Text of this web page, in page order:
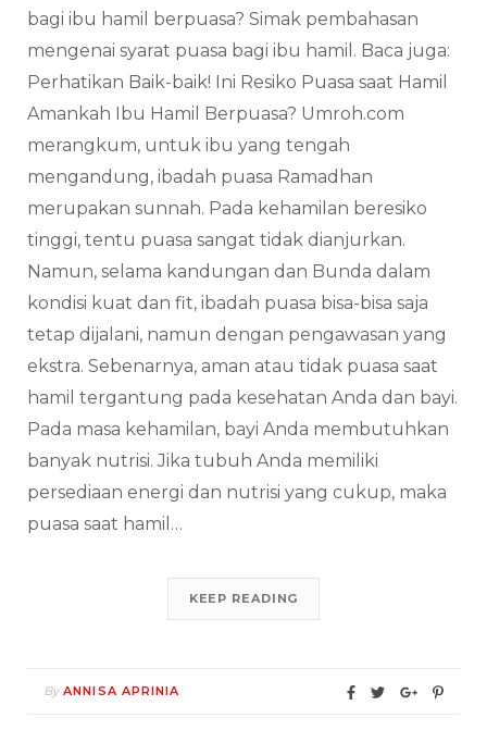
bagi ibu hamil berpuasa? Simak pembahasan
mengenai syarat puasa bagi ibu hamil. Baca juga:
Perhatikan Baik-baik! Ini Resiko Puasa saat Hamil
Amankah Ibu Hamil Berpuasa? Umroh.com
merangkum, untuk ibu yang tengah
mengandung, ibadah puasa Ramadhan
merupakan sunnah. Pada kehamilan beresiko
tinggi, tentu puasa sangat tidak dianjurkan.
Namun, selama kandungan dan Bunda dalam
kondisi kuat dan fit, ibadah puasa bisa-bisa saja
tetap dijalani, namun dengan pengawasan yang
ekstra. Sebenarnya, aman atau tidak puasa saat
hamil tergantung pada kesehatan Anda dan bayi.
Pada masa kehamilan, bayi Anda membutuhkan
banyak nutrisi. Jika tubuh Anda memiliki
persediaan energi dan nutrisi yang cukup, maka
puasa saat hamil…
KEEP READING
By ANNISA APRINIA